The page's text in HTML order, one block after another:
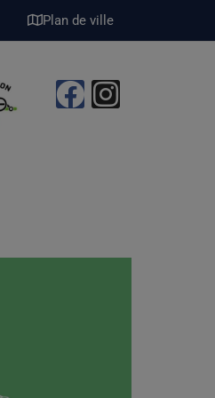
Plan de ville